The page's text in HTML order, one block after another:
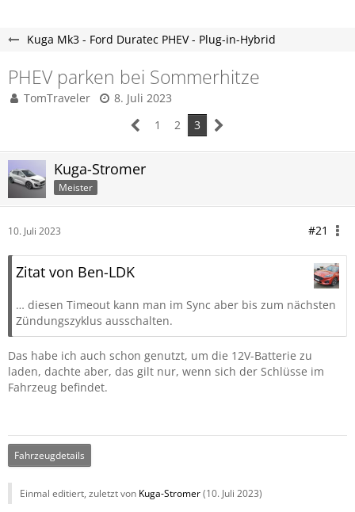
Kuga Mk3 - Ford Duratec PHEV - Plug-in-Hybrid
PHEV parken bei Sommerhitze
TomTraveler
8. Juli 2023
1
2 3
Kuga-Stromer
Meister
10. Juli 2023 #21
Zitat von Ben-LDK
… diesen Timeout kann man im Sync aber bis zum nächsten
Zündungszyklus ausschalten.
Das habe ich auch schon genutzt, um die 12V-Batterie zu
laden, dachte aber, das gilt nur, wenn sich der Schlüsse im
Fahrzeug befindet.
Fahrzeugdetails
Einmal editiert, zuletzt von Kuga-Stromer(10. Juli 2023)